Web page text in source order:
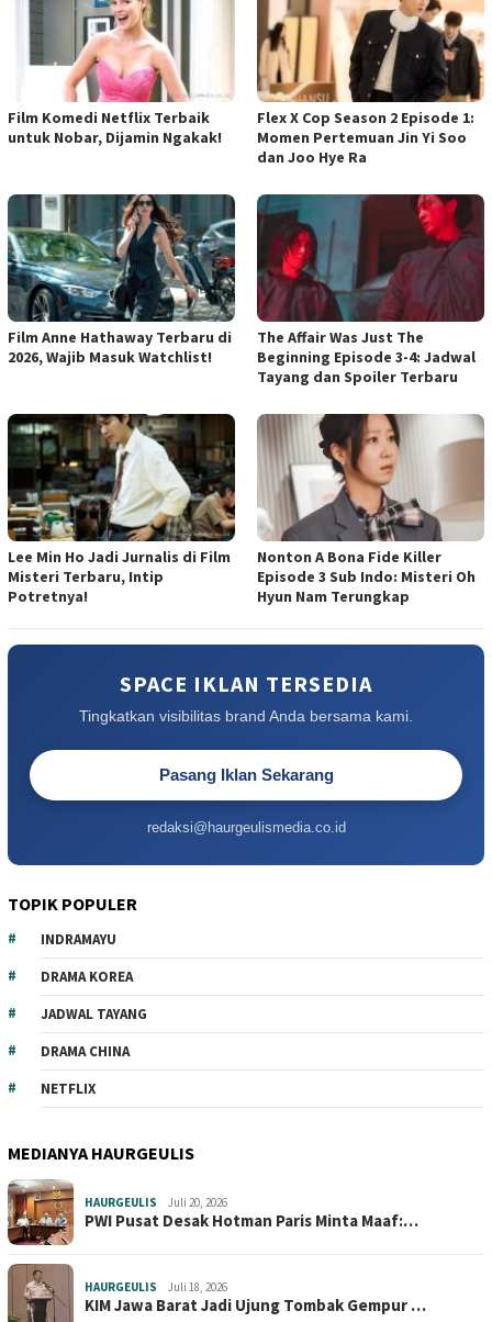
Film Komedi Netflix Terbaik
untuk Nobar, Dijamin Ngakak!
Flex X Cop Season 2 Episode 1:
Momen Pertemuan Jin Yi Soo
dan Joo Hye Ra
Film Anne Hathaway Terbaru di
2026, Wajib Masuk Watchlist!
The Affair Was Just The
Beginning Episode 3-4: Jadwal
Tayang dan Spoiler Terbaru
Lee Min Ho Jadi Jurnalis di Film
Misteri Terbaru, Intip
Potretnya!
Nonton A Bona Fide Killer
Episode 3 Sub Indo: Misteri Oh
Hyun Nam Terungkap
SPACE IKLAN TERSEDIA
Tingkatkan visibilitas brand Anda bersama kami.
Pasang Iklan Sekarang
redaksi@haurgeulismedia.co.id
TOPIK POPULER
INDRAMAYU
DRAMA KOREA
JADWAL TAYANG
DRAMA CHINA
NETFLIX
MEDIANYA HAURGEULIS
HAURGEULIS Juli 20, 2026
PWI Pusat Desak Hotman Paris Minta Maaf:…
HAURGEULIS Juli 18, 2026
KIM Jawa Barat Jadi Ujung Tombak Gempur …